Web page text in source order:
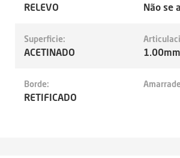
RELEVO Não se
Superficie:
ACETINADO 1.00mm
Borde:
RETIFICADO